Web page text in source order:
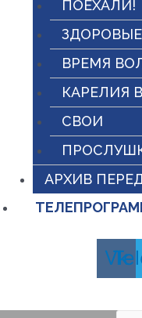
ПОЕХАЛИ!
ВРЕМЯ
КАРЕЛИЯ
СВОИ
АРХИВ
Vk